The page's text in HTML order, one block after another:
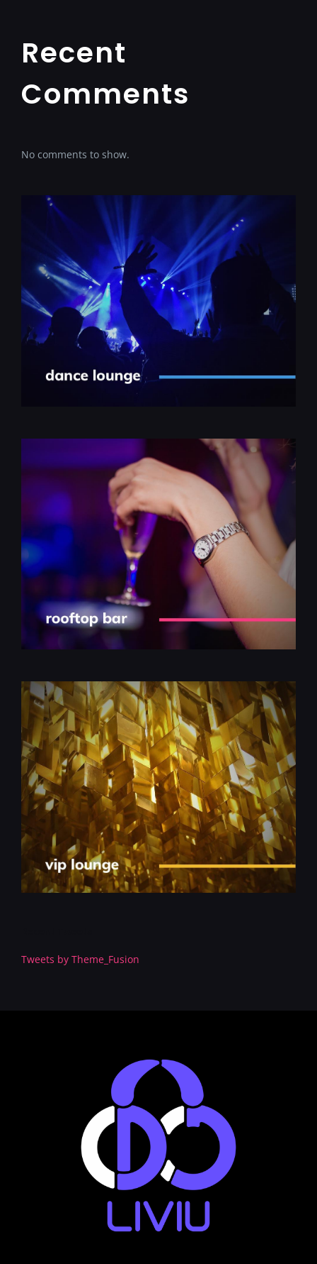
Recent
Comments
No comments to show.
Tweets by Theme_Fusion